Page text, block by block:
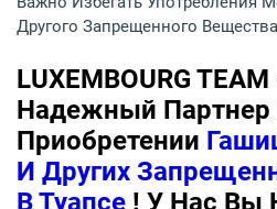
Другого Запрещенного
LUXEMBOURG
Надежный Партнер
Приобретении
И Других
В Туапсе ! У Нас Вы